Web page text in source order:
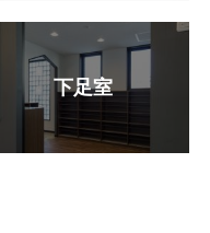
下足室